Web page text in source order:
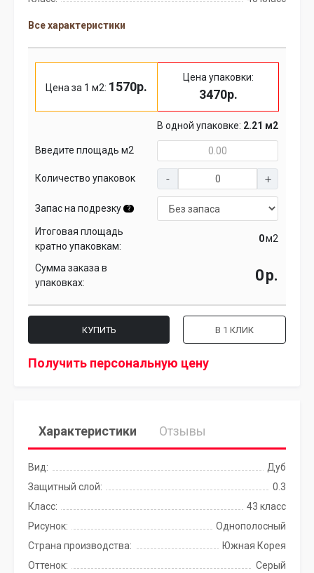
Все характеристики
Цена за 1 м2: 1570р.
Цена упаковки:
3470р.
В одной упаковке: 2.21 м2
Введите площадь м2
Количество упаковок
Запас на подрезку ?
Итоговая площадь
кратно упаковкам:
м2
Сумма заказа в
упаковках:
р.
КУПИТЬ В 1 КЛИК
Получить персональную цену
Характеристики Отзывы
Вид:
Дуб
Защитный слой:
0.3
Класс:
43 класс
Рисунок:
Однополосный
Страна производства:
Южная Корея
Оттенок:
Серый